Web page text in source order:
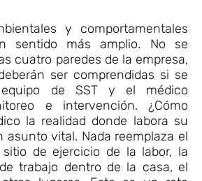
y comportamentales
sentido más amplio. No se
cuatro paredes de la empresa,
ser comprendidas si se
de SST y el médico
e intervención. ¿Cómo
la realidad donde labora su
asunto vital. Nada reemplaza el
de ejercicio de la labor, la
trabajo dentro de la casa, el